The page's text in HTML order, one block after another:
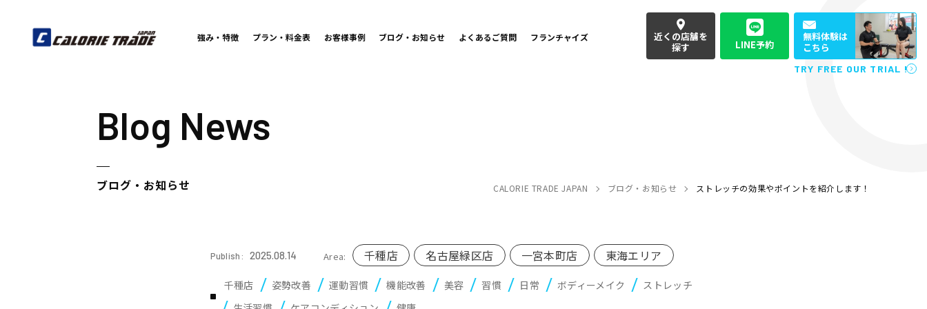
強み・特徴 プラン・料金表 お客様事例 ブログ・お知らせ よくあるご質問 フランチャイズ
近くの店舗を
探す
LINE予約
無料体験は
こちら
TRY FREE OUR TRIAL !
Blog News
ブログ・お知らせ CALORIE TRADE JAPAN ブログ・お知らせ ストレッチの効果やポイントを紹介します！
Publish: 2025.08.14 Area: 千種店 名古屋緑区店 一宮本町店 東海エリア
千種店 姿勢改善 運動習慣 機能改善 美容 習慣 日常 ボディーメイク
ストレッチ